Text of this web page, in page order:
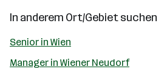
In anderem Ort/Gebiet suchen
Senior in Wien
Manager in Wiener Neudorf